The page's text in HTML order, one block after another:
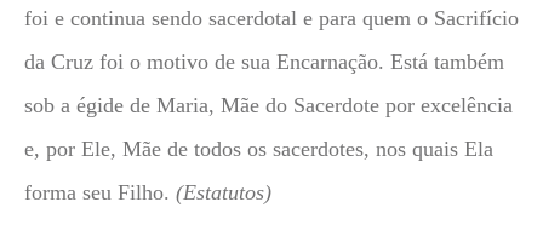
foi e continua sendo sacerdotal e para quem o Sacrifício
da Cruz foi o motivo de sua Encarnação. Está também
sob a égide de Maria, Mãe do Sacerdote por excelência
e, por Ele, Mãe de todos os sacerdotes, nos quais Ela
forma seu Filho. (Estatutos)